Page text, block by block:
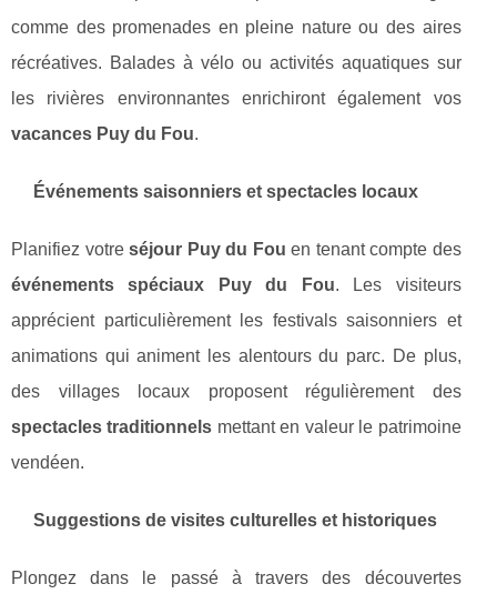
comme des promenades en pleine nature ou des aires
récréatives. Balades à vélo ou activités aquatiques sur
les rivières environnantes enrichiront également vos
vacances Puy du Fou.
Événements saisonniers et spectacles locaux
Planifiez votreséjour Puy du Fou en tenant compte des
événements spéciaux Puy du Fou. Les visiteurs
apprécient particulièrement les festivals saisonniers et
animations qui animent les alentours du parc. De plus,
des villages locaux proposent régulièrement des
spectacles traditionnels mettant en valeur le patrimoine
vendéen.
Suggestions de visites culturelles et historiques
Plongez dans le passé à travers des découvertes